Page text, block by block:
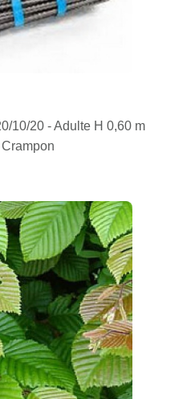
10/20 - Adulte H 0,60 m